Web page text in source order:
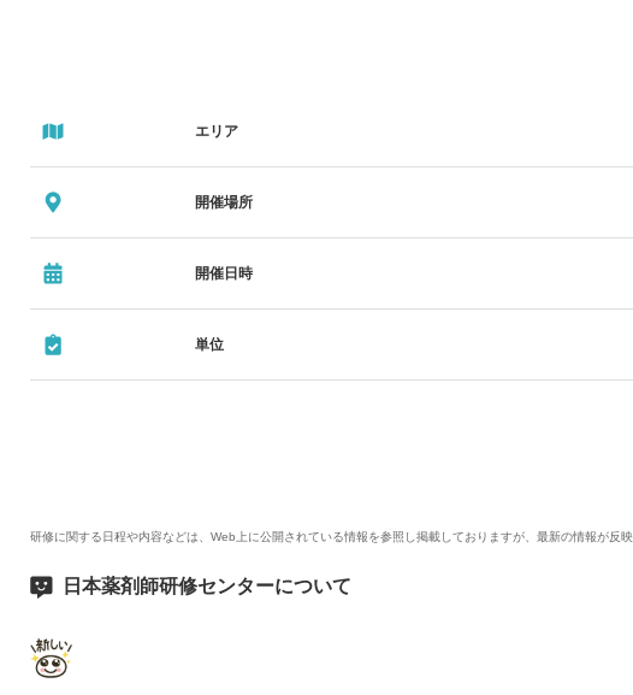
エリア
開催場所
開催日時
単位
研修に関する日程や内容などは、Web上に公開されている情報を参照し掲載しておりますが、最新の情報が
日本薬剤師研修センターについて